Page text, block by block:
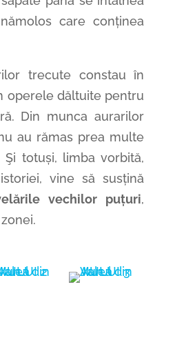
care conținea
trecute constau în
operele dăltuite pentru
Din munca aurarilor
au rămas prea multe
Şi totuși, limba vorbită,
vine să susțină
vechilor puțuri,